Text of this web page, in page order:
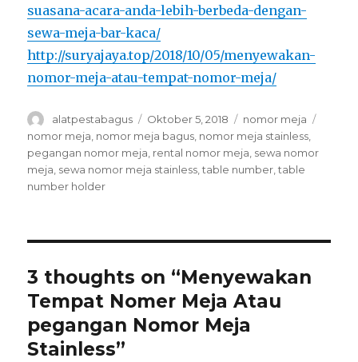
suasana-acara-anda-lebih-berbeda-dengan-
sewa-meja-bar-kaca/
http://suryajaya.top/2018/10/05/menyewakan-
nomor-meja-atau-tempat-nomor-meja/
Author
alatpestabagus
Posted
on
Oktober 5, 2018 Categories
nomor meja
nomor meja, nomor meja bagus, nomor meja stainless,
pegangan nomor meja, rental nomor meja, sewa nomor
meja, sewa nomor meja stainless,table number,table
number holder
3 thoughts on “Menyewakan
Tempat Nomer Meja Atau
pegangan Nomor Meja
Stainless”